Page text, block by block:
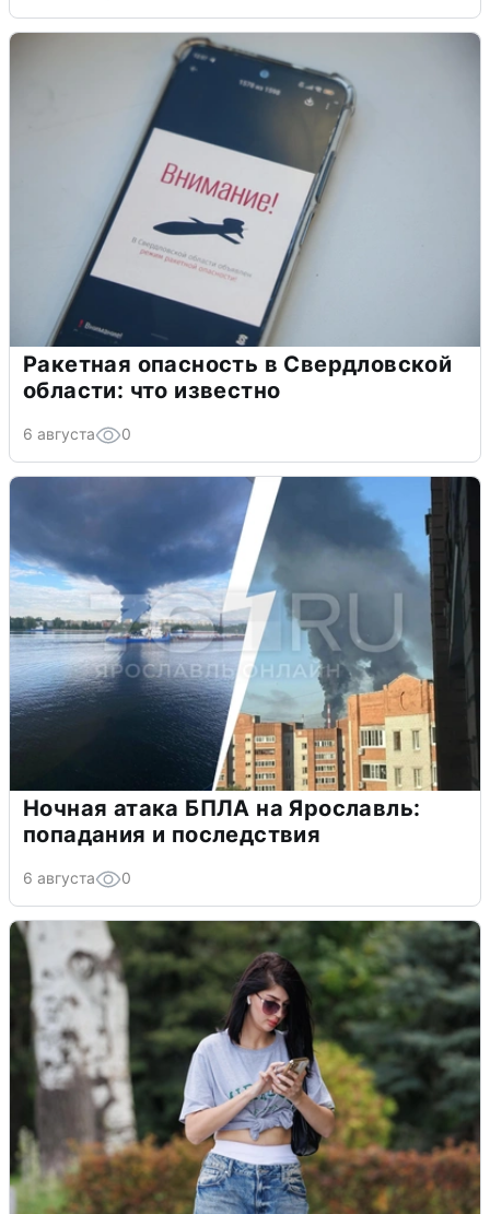
Ракетная опасность в Свердловской
области: что известно
6 августа 0
Ночная атака БПЛА на Ярославль:
попадания и последствия
6 августа 0